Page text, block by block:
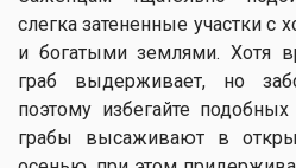
слегка затененные участки
и богатыми землями. Хотя
граб выдерживает, но
поэтому избегайте
грабы высаживают в